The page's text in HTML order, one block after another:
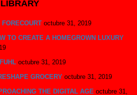
octubre 31, 2019
TO CREATE A HOMEGROWN LUXURY
octubre 31, 2019
GROCERY octubre 31, 2019
THE DIGITAL AGE octubre 31,